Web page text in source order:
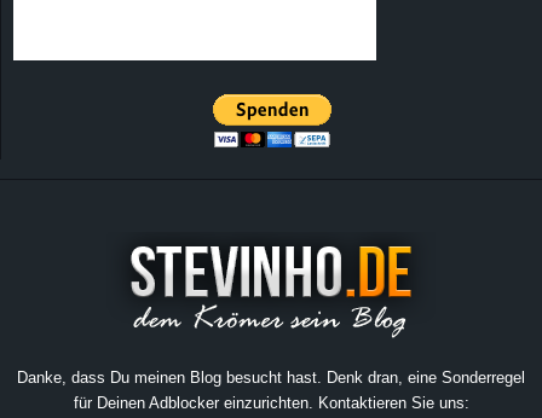
Danke, dass Du meinen Blog besucht hast. Denk dran, eine Sonderregel
für Deinen Adblocker einzurichten. Kontaktieren Sie uns: